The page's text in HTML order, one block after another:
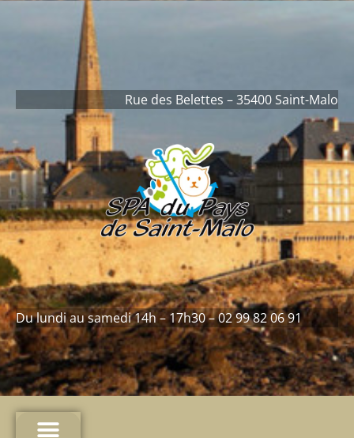
Rue des Belettes – 35400 Saint-Malo
Du lundi au samedi 14h – 17h30 – 02 99 82 06 91